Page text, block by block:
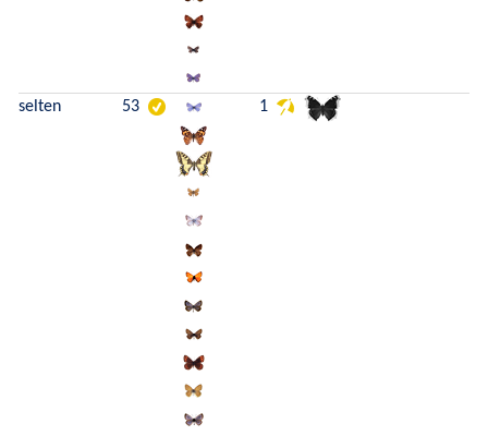
selten 53 1